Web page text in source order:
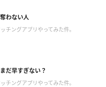
わない人
チングアプリやってみた件。
だ早すぎない？
チングアプリやってみた件。